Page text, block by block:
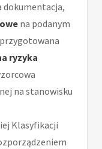
dokumentacja,
na podanym
ryzyka
na stanowisku
Klasyfikacji